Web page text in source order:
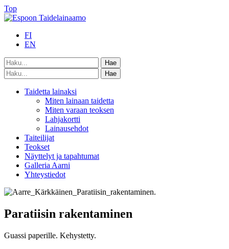
Top
FI
EN
Taidetta lainaksi
Miten lainaan taidetta
Miten varaan teoksen
Lahjakortti
Lainausehdot
Taiteilijat
Teokset
Näyttelyt ja tapahtumat
Galleria Aarni
Yhteystiedot
Paratiisin rakentaminen
Guassi paperille. Kehystetty.